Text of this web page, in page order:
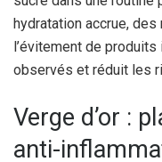
hydratation accrue,
l’évitement de
observés et réduit les
Verge d’or :
anti-